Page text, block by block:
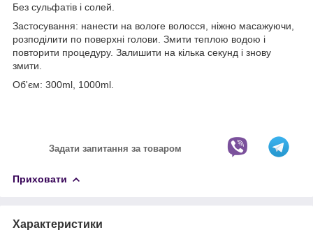
Без сульфатів і солей.
Застосування: нанести на вологе волосся, ніжно масажуючи,
розподілити по поверхні голови. Змити теплою водою і
повторити процедуру. Залишити на кілька секунд і знову
змити.
Об'єм: 300ml, 1000ml.
Задати запитання за товаром
Приховати
Характеристики